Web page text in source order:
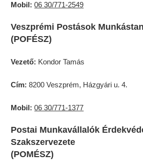
Mobil: 06 30/771-2549
Veszprémi Postások
(POFÉSZ)
Vezető: Kondor Tamás
Cím: 8200 Veszprém, Házgyári u. 4.
Mobil: 06 30/771-1377
Postai Munkavállalók
Szakszervezete
(POMÉSZ)